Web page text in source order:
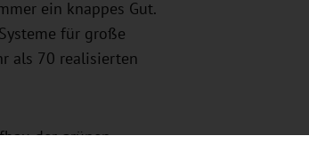
ein knappes Gut.
für große
als 70 realisierten
der grünen